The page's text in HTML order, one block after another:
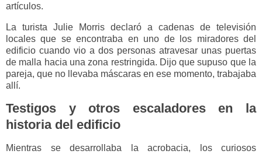
artículos.
La turista Julie Morris declaró a cadenas de televisión
locales que se encontraba en uno de los miradores del
edificio cuando vio a dos personas atravesar unas puertas
de malla hacia una zona restringida. Dijo que supuso que la
pareja, que no llevaba máscaras en ese momento, trabajaba
allí.
Testigos y otros escaladores en la
historia del edificio
Mientras se desarrollaba la acrobacia, los curiosos